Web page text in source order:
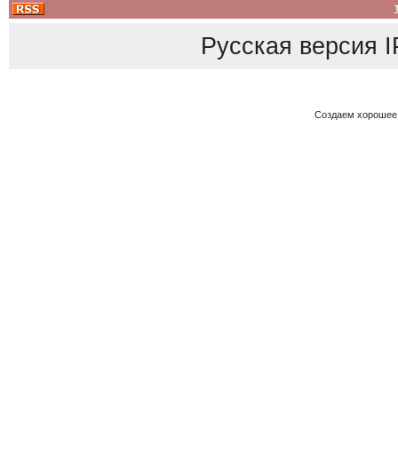
Русская версия
Создаем